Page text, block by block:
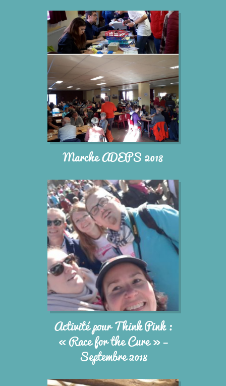
Marche ADEPS 2018
Activité pour Think Pink :
« Race for the Cure » –
Septembre 2018